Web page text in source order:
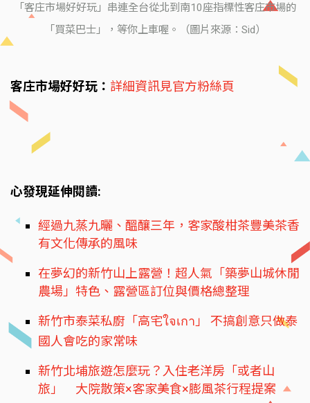
「客庄市場好好玩」串連全台從北到南10座指標性客庄市場的
「買菜巴士」，等你上車喔。（圖片來源：Sid）
客庄市場好好玩： 詳細資訊見官方粉絲頁
心發現延伸閱讀:
經過九蒸九曬、醞釀三年，客家酸柑茶豐美茶香
有文化傳承的風味
在夢幻的新竹山上露營！超人氣「築夢山城休閒
農場」特色、露營區訂位與價格總整理
新竹市泰菜私廚「高宅ใจเกา」 不搞創意只做泰
國人會吃的家常味
新竹北埔旅遊怎麼玩？入住老洋房「或者山
旅」 大院散策×客家美食×膨風茶行程提案